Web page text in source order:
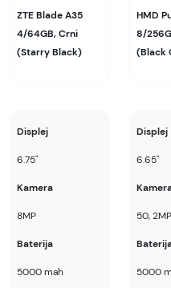
Prava potrošača:
Zagarantovana sva
Superfon doo se trudi
artikala budu što
ZTE Blade A35
4/64GB, Crni
(Starry Black)
HMD
8/
(Black
Displej
6.75"
Kamera
8MP
Baterija
5000 mah
Displej
6.65"
50, 2MP
5000